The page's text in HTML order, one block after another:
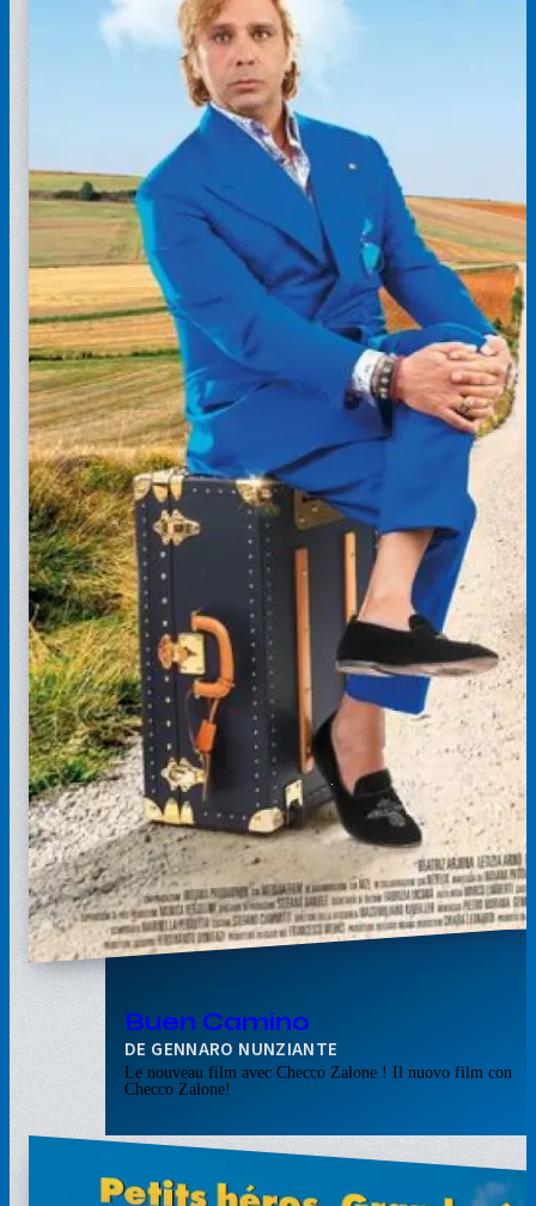
Buen Camino
GENNARO NUNZIANTE
Le nouveau film avec Checco Zalone ! Il nuovo film con
Checco Zalone!